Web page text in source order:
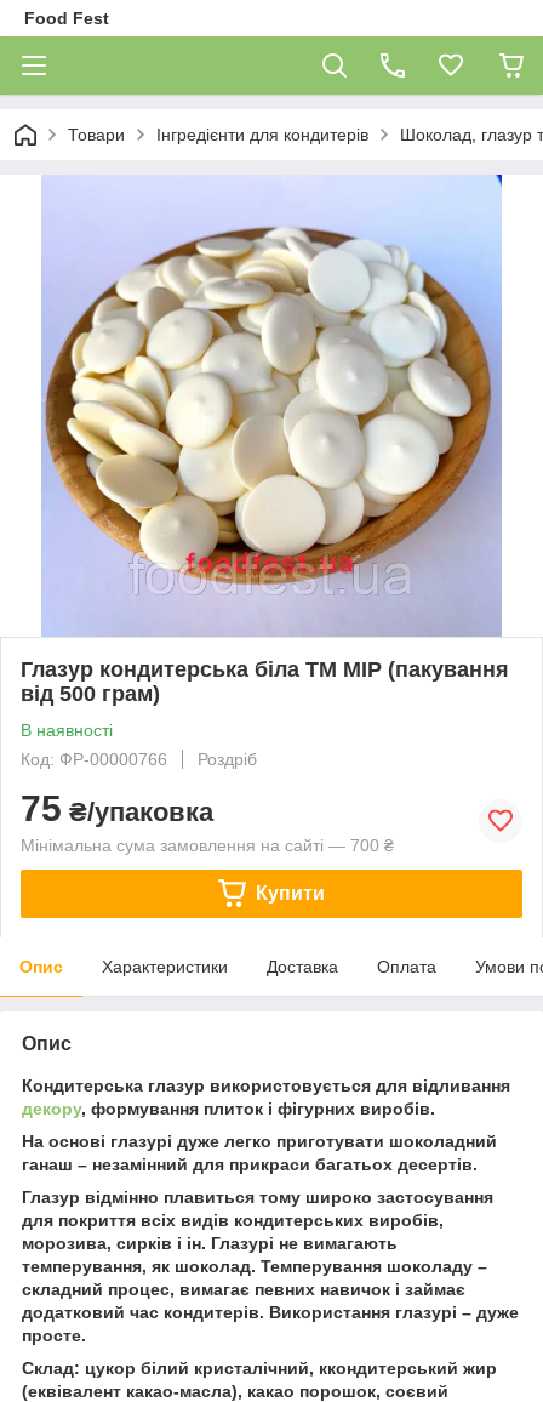
Food Fest
Товари Інгредієнти для кондитерів Шоколад, глазур
Глазур кондитерська біла ТМ МІР (пакування
від 500 грам)
В наявності
Код: ФР-00000766
Роздріб
75 ₴/упаковка
Мінімальна сума замовлення на сайті — 700 ₴
Купити
Опис Характеристики Доставка Оплата Умови
Опис
Кондитерська глазур використовується для відливання
декору, формування плиток і фігурних виробів.
На основі глазурі дуже легко приготувати шоколадний
ганаш – незамінний для прикраси багатьох десертів.
Глазур відмінно плавиться тому широко застосування
для покриття всіх видів кондитерських виробів,
морозива, сирків і ін. Глазурі не вимагають
темперування, як шоколад. Темперування шоколаду –
складний процес, вимагає певних навичок і займає
додатковий час кондитерів. Використання глазурі – дуже
просте.
Склад: цукор білий кристалічний, ккондитерський жир
(еквівалент какао-масла), какао порошок, соєвий